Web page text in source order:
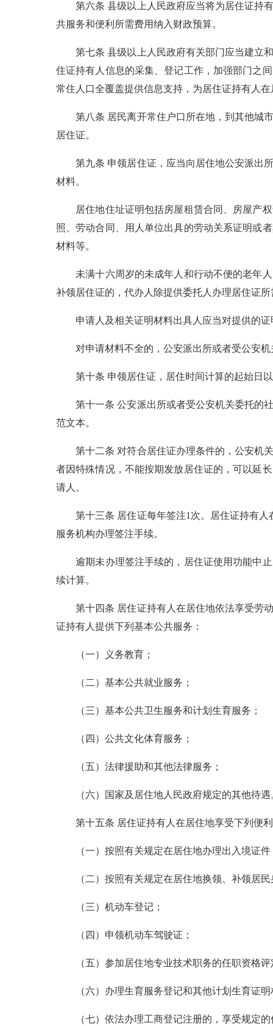
第六条 县级以上人民政府应当将为居住证持有
共服务和便利所需费用纳入财政预算。
第七条 县级以上人民政府有关部门应当建立和
住证持有人信息的采集、登记工作，加强部门之
常住人口全覆盖提供信息支持，为居住证持有人
第八条 居民离开常住户口所在地，到其他城市
居住证。
第九条 申领居住证，应当向居住地公安派出所
材料。
居住地住址证明包括房屋租赁合同、房屋产权
照、劳动合同、用人单位出具的劳动关系证明或
材料等。
未满十六周岁的未成年人和行动不便的老年人
补领居住证的，代办人除提供委托人办理居住证
申请人及相关证明材料出具人应当对提供的证
对申请材料不全的，公安派出所或者受公安机
第十条 申领居住证，居住时间计算的起始日以
第十一条 公安派出所或者受公安机关委托的社
范文本。
第十二条 对符合居住证办理条件的，公安机关
者因特殊情况，不能按期发放居住证的，可以延
请人。
第十三条 居住证每年签注1次。居住证持有人
服务机构办理签注手续。
逾期未办理签注手续的，居住证使用功能中止
续计算。
第十四条 居住证持有人在居住地依法享受劳动
证持有人提供下列基本公共服务：
（一）义务教育；
（二）基本公共就业服务；
（三）基本公共卫生服务和计划生育服务；
（四）公共文化体育服务；
（五）法律援助和其他法律服务；
（六）国家及居住地人民政府规定的其他待遇
第十五条 居住证持有人在居住地享受下列便
（一）按照有关规定在居住地办理出入境证件
（二）按照有关规定在居住地换领、补领居民
（三）机动车登记；
（四）申领机动车驾驶证；
（五）参加居住地专业技术职务的任职资格评
（六）办理生育服务登记和其他计划生育证明
（七）依法办理工商登记注册的，享受规定的